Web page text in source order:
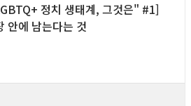
정치 생태계, 그것은" #1]
안에 남는다는 것